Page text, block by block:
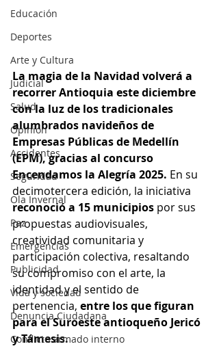
Educación
Deportes
Arte y Cultura
Judicial
Salud
Opinión
Accidentes
Seguridad
Ola Invernal
Paz
Emergencias
Publicidad
Vida y sociedad
Denuncia Ciudadana
Conflicto armado interno
La magia de la Navidad volverá a
recorrer Antioquia este diciembre
con la luz de los tradicionales
alumbrados navideños de
Empresas Públicas de Medellín
(EPM), gracias al concurso
Encendamos la Alegría 2025. En su
decimotercera edición, la iniciativa
reconoció a 15 municipios por sus
propuestas audiovisuales,
creatividad comunitaria y
participación colectiva, resaltando
su compromiso con el arte, la
identidad y el sentido de
pertenencia, entre los que figuran
para el Suroeste antioqueño Jericó
y Támesis.